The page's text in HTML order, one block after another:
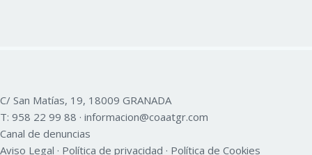
C/ San Matías, 19, 18009 GRANADA
T: 958 22 99 88 · informacion@coaatgr.com
Canal de denuncias
Aviso Legal · Política de privacidad · Política de Cookies